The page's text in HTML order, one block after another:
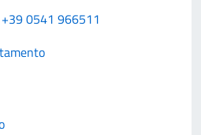
0541 966511